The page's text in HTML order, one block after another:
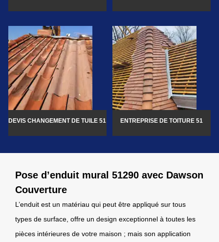
DEVIS CHANGEMENT DE TUILE 51 ENTREPRISE DE TOITURE 51
Pose d’enduit mural 51290 avec Dawson
Couverture
L’enduit est un matériau qui peut être appliqué sur tous
types de surface, offre un design exceptionnel à toutes les
pièces intérieures de votre maison ; mais son application